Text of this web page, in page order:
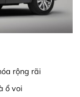
rộng rãi
ổ voi